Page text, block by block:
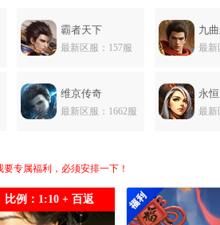
霸者天下
最新区服：157服
九
最新
维京传奇
最新区服：1662服
永
最新
要专属福利，必须安排一下！
比例：1:10 + 百返